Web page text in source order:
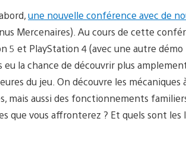
une nouvelle conférence avec de
Mercenaires). Au cours de cette
5 et PlayStation 4 (avec une autre
la chance de découvrir plus
du jeu. On découvre les mécaniques
mais aussi des fonctionnements
que vous affronterez ? Et quels sont les